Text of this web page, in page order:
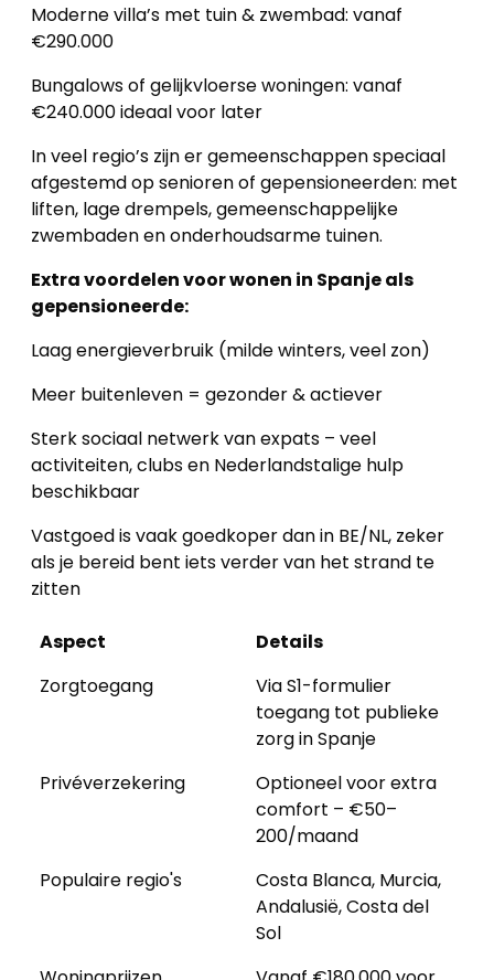
Moderne villa’s met tuin & zwembad: vanaf
€290.000
Bungalows of gelijkvloerse woningen: vanaf
€240.000 ideaal voor later
In veel regio’s zijn er gemeenschappen speciaal
afgestemd op senioren of gepensioneerden: met
liften, lage drempels, gemeenschappelijke
zwembaden en onderhoudsarme tuinen.
Extra voordelen voor wonen in Spanje als
gepensioneerde:
Laag energieverbruik (milde winters, veel zon)
Meer buitenleven = gezonder & actiever
Sterk sociaal netwerk van expats – veel
activiteiten, clubs en Nederlandstalige hulp
beschikbaar
Vastgoed is vaak goedkoper dan in BE/NL, zeker
als je bereid bent iets verder van het strand te
zitten
Aspect
Details
Zorgtoegang
Via S1-formulier
toegang tot publieke
zorg in Spanje
Privéverzekering
Optioneel voor extra
comfort – €50–
200/maand
Populaire regio's
Costa Blanca, Murcia,
Andalusië, Costa del
Sol